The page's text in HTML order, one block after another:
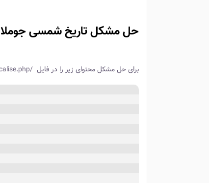
حل مشکل تاریخ شمسی جوملا ۴ و ۵ فارسی
برای حل مشکل محتوای زیر را در فایل /public_html/language/fa-IR/localise.php جایگزین کنید.